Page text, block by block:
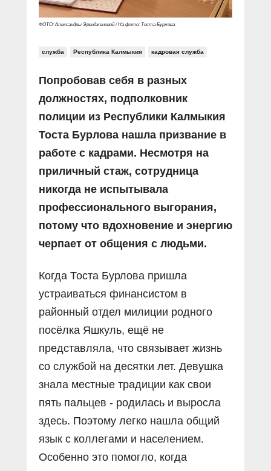
ФОТО: Александры Эрендженовой / На фото: Тоста Бурлова
служба Республика Калмыкия кадровая служба
Попробовав себя в разных
должностях, подполковник
полиции из Республики Калмыкия
Тоста Бурлова нашла призвание в
работе с кадрами. Несмотря на
приличный стаж, сотрудница
никогда не испытывала
профессионального выгорания,
потому что вдохновение и энергию
черпает от общения с людьми.
Когда Тоста Бурлова пришла
устраиваться финансистом в
районный отдел милиции родного
посёлка Яшкуль, ещё не
представляла, что связывает жизнь
со службой на десятки лет. Девушка
знала местные традиции как свои
пять пальцев - родилась и выросла
здесь. Поэтому легко нашла общий
язык с коллегами и населением.
Особенно это помогло, когда